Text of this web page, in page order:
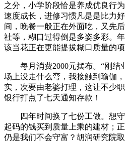
之分，小学阶段恰是养成优良行
速度成长，进修习惯凡是是比力
间，晚餐一般正在外面吃，又先
社等，糊口过得倒是多姿多彩。
该当花正在更能提拔糊口质量的
每月消费2000元摆布。“刚结
场上没走什么弯，我接触到瑜伽
实，次要由老婆打理，这让不少
银行打点了七天通知存款！
四年时间换了七份工做。想守
起码的钱买到质量上乘的建材；
仍是我们不会守富？胡润研究院